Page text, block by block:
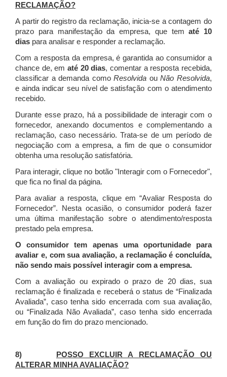
RECLAMAÇÃO?
A partir do registro da reclamação, inicia-se a contagem do
prazo para manifestação da empresa, que tematé 10
dias para analisar e responder a reclamação.
Com a resposta da empresa, é garantida ao consumidor a
chance de, em até 20 dias, comentar a resposta recebida,
classificar a demanda comoResolvida ouNão Resolvida,
e ainda indicar seu nível de satisfação com o atendimento
recebido.
Durante esse prazo, há a possibilidade de interagir com o
fornecedor, anexando documentos e complementando a
reclamação, caso necessário.Trata-se de um período de
negociação com a empresa, a fim de que o consumidor
obtenha uma resolução satisfatória.
Para interagir, clique no botão "Interagir com o Fornecedor",
que fica no final da página.
Para avaliar a resposta, clique em “Avaliar Resposta do
Fornecedor”. Nesta ocasião, o consumidor poderá fazer
uma última manifestação sobre o atendimento/resposta
prestado pela empresa.
O consumidor tem apenas uma oportunidade para
avaliar e, com sua avaliação, a reclamação é concluída,
não sendo mais possível interagir com a empresa.
Com a avaliação ou expirado o prazo de 20 dias, sua
reclamação é finalizada e receberá o status de “Finalizada
Avaliada”, caso tenha sido encerrada com sua avaliação,
ou “Finalizada Não Avaliada”, caso tenha sido encerrada
em função do fim do prazo mencionado.
8)
POSSO EXCLUIR A RECLAMAÇÃO OU
ALTERAR MINHA AVALIAÇÃO?